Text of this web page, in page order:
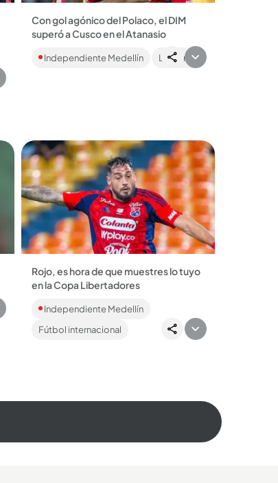
Con gol agónico del Polaco, el DIM
superó a Cusco en el Atanasio
Antioquia a sumar sus primeros tres
Independiente Medellín Lo último
Rojo, es hora de que muestres lo tuyo
en la Copa Libertadores
grupos del certamen continental este
miércoles (7:00 p.m.) recibiendo a
Estudiantes...
Independiente Medellín
Fútbol internacional